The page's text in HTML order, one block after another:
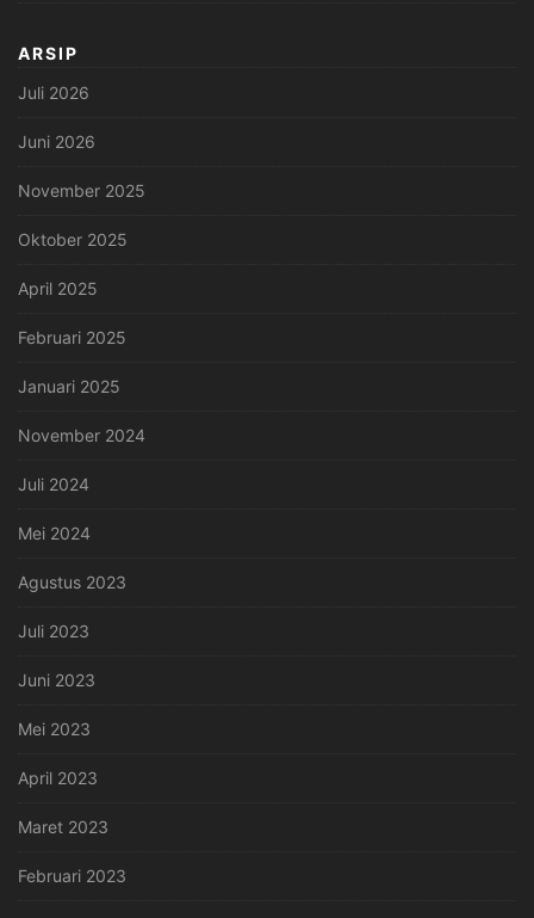
ARSIP
Juli 2026
Juni 2026
November 2025
Oktober 2025
April 2025
Februari 2025
Januari 2025
November 2024
Juli 2024
Mei 2024
Agustus 2023
Juli 2023
Juni 2023
Mei 2023
April 2023
Maret 2023
Februari 2023